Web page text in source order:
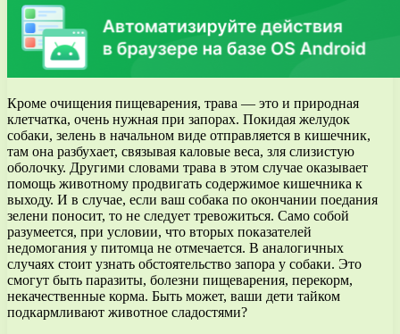
Кроме очищения пищеварения, трава — это и природная
клетчатка, очень нужная при запорах. Покидая желудок
собаки, зелень в начальном виде отправляется в кишечник,
там она разбухает, связывая каловые веса, зля слизистую
оболочку. Другими словами трава в этом случае оказывает
помощь животному продвигать содержимое кишечника к
выходу. И в случае, если ваш собака по окончании поедания
зелени поносит, то не следует тревожиться. Само собой
разумеется, при условии, что вторых показателей
недомогания у питомца не отмечается. В аналогичных
случаях стоит узнать обстоятельство запора у собаки. Это
смогут быть паразиты, болезни пищеварения, перекорм,
некачественные корма. Быть может, ваши дети тайком
подкармливают животное сладостями?